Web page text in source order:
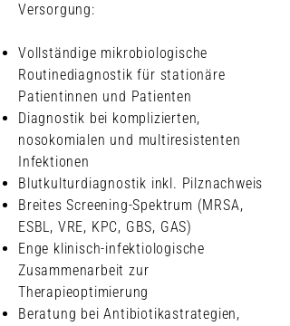
Versorgung:
Vollständige mikrobiologische
Routinediagnostik für stationäre
Patientinnen und Patienten
Diagnostik bei komplizierten,
nosokomialen und multiresistenten
Infektionen
Blutkulturdiagnostik inkl. Pilznachweis
Breites Screening-Spektrum (MRSA,
ESBL, VRE, KPC, GBS, GAS)
Enge klinisch-infektiologische
Zusammenarbeit zur
Therapieoptimierung
Beratung bei Antibiotikastrategien,